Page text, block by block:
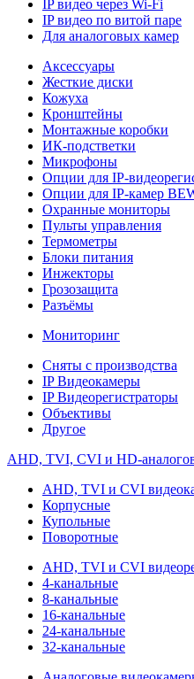
IP видео через Wi-Fi
IP видео по витой паре
Для аналоговых камер
Аксессуары
Жесткие диски
Кожуха
Кронштейны
Монтажные коробки
ИК-подстветки
Микрофоны
Опции для IP-
Опции для IP-камер
Охранные мониторы
Пульты управления
Термометры
Блоки питания
Инжекторы
Грозозащита
Разъёмы
Мониторинг
Сняты с производства
IP Видеокамеры
IP Видеорегистраторы
Объективы
Другое
AHD, TVI, CVI и HD-
AHD, TVI и CVI
Корпусные
Купольные
Поворотные
AHD, TVI и CVI
4-канальные
8-канальные
16-канальные
24-канальные
32-канальные